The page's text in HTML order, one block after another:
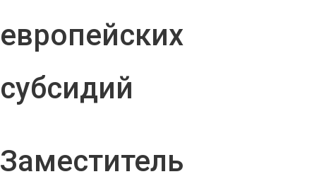
европейских
субсидий
Заместитель